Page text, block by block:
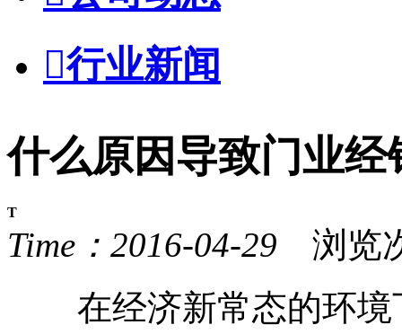
行业新闻
什么原因导致门业
T
Time：2016-04-29
浏览
在经济新常态的环境